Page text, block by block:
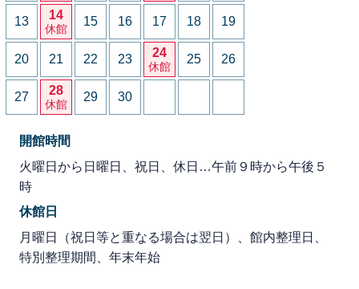
13 14
休館
15 16 17 18 19
20 21 22 23 24
休館
25 26
27 28
休館
29 30
開館時間
火曜日から日曜日、祝日、休日…午前９時から午後５
時
休館日
月曜日（祝日等と重なる場合は翌日）、館内整理日、
特別整理期間、年末年始